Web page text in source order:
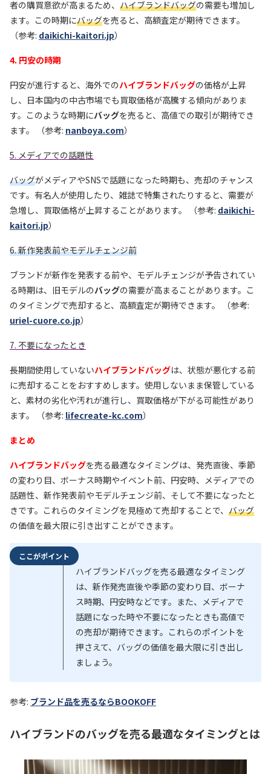
者の購買意欲が高まるため、 ハイブランドバッグの需要も増加し
ます。この時期にバッグを売ると、高額査定が期待できます。
（参考: daikichi-kaitori.jp）
4. 円安の時期
円安が進行すると、海外でのハイブランドバッグの価格が上昇
し、日本国内の中古市場でも買取価格が高騰する傾向がありま
す。このような時期にバッグを売ると、高値での取引が期待でき
ます。 （参考: nanboya.com）
5. メディアでの話題性
バッグがメディアやSNSで話題になった時期も、売却のチャンス
です。有名人が使用したり、雑誌で特集されたりすると、需要が
急増し、買取価格が上昇することがあります。 （参考: daikichi-
kaitori.jp）
6. 新作発表前やモデルチェンジ前
ブランドが新作を発表する前や、モデルチェンジが予告されてい
る時期は、旧モデルのバッグの需要が高まることがあります。こ
のタイミングで売却すると、高額査定が期待できます。 （参考:
uriel-cuore.co.jp）
7. 不要になったとき
長期間使用していないハイブランドバッグは、状態が悪化する前
に売却することをおすすめします。使用しないまま保管している
と、素材の劣化や汚れが進行し、買取価格が下がる可能性があり
ます。 （参考: lifecreate-kc.com）
まとめ
ハイブランドバッグを売る最適なタイミングは、発売直後、季節
の変わり目、ボーナス時期やイベント前、円安時、メディアでの
話題性、新作発表前やモデルチェンジ前、そして不要になったと
きです。これらのタイミングを見極めて売却することで、 バッグ
の価値を最大限に引き出すことができます。
ここがポイント
ハイブランドバッグを売る最適なタイミング
は、新作発売直後や季節の変わり目、ボーナ
ス時期、円安時などです。また、メディアで
話題になった時や不要になったときも高値で
の売却が期待できます。これらのポイントを
押さえて、バッグの価値を最大限に引き出し
ましょう。
参考: ブランド品を売るならBOOKOFF
ハイブランドのバッグを売る最適なタイミングとは